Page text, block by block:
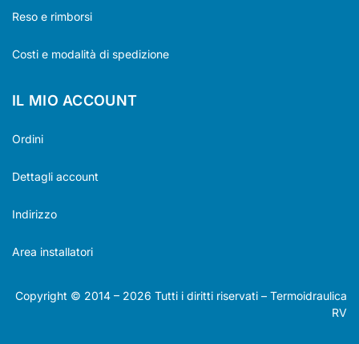
Reso e rimborsi
Costi e modalità di spedizione
IL MIO ACCOUNT
Ordini
Dettagli account
Indirizzo
Area installatori
Copyright © 2014 – 2026 Tutti i diritti riservati – Termoidraulica
RV